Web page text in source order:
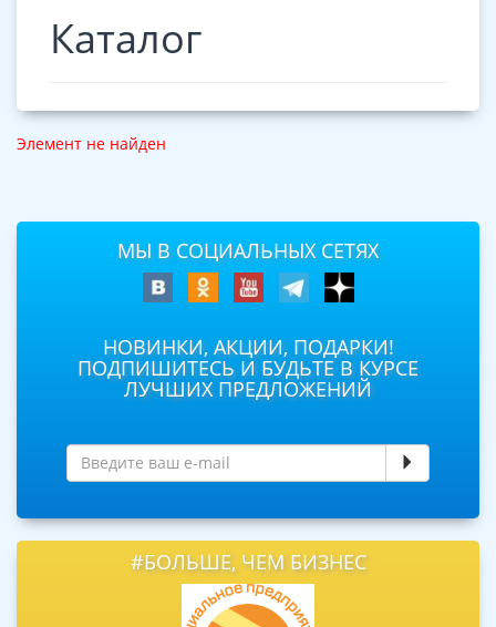
Каталог
Элемент не найден
МЫ В СОЦИАЛЬНЫХ СЕТЯХ
НОВИНКИ, АКЦИИ, ПОДАРКИ!
ПОДПИШИТЕСЬ И БУДЬТЕ В КУРСЕ
ЛУЧШИХ ПРЕДЛОЖЕНИЙ
#БОЛЬШЕ, ЧЕМ БИЗНЕС